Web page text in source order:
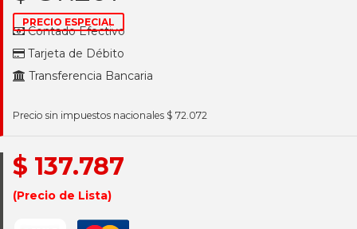
PRECIO ESPECIAL
Contado Efectivo
Tarjeta de Débito
Transferencia Bancaria
Precio sin impuestos nacionales $ 72.072
$ 137.787
(Precio de Lista)